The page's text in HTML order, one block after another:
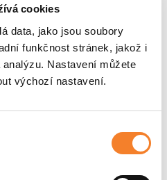
cookies
data, jako jsou soubory
funkčnost stránek, jakož i
Nastavení můžete
výchozí nastavení.
Dieci
1,0 m³ s břitem